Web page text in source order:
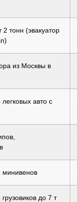
тонн (эвакуатор
из Москвы в
авто с
минивенов
до 7 т